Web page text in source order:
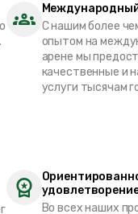
С нашим более
опытом на
арене мы
качественные и
услуги тысячам
Во всех наших